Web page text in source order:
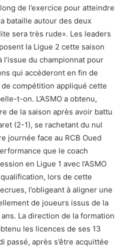
de l’exercice pour atteindre
bataille autour des deux
sera très rude». Les leaders
la Ligue 2 cette saison
du championnat pour
qui accéderont en fin de
compétition appliqué cette
t-on. L’ASMO a obtenu,
de la saison après avoir battu
(2-1), se rachetant du nul
journée face au RCB Oued
que le coach
en Ligue 1 avec l’ASMO
lors de cette
l’obligeant à aligner une
de joueurs issus de la
La direction de la formation
les licences de ses 13
passé, après s’être acquittée